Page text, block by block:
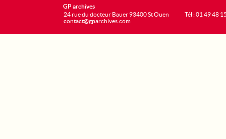
GP archives
24 rue du docteur Bauer 93400 St Ouen
contact@gparchives.com
Tél : 01 49 48